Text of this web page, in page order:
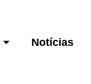
Notícias